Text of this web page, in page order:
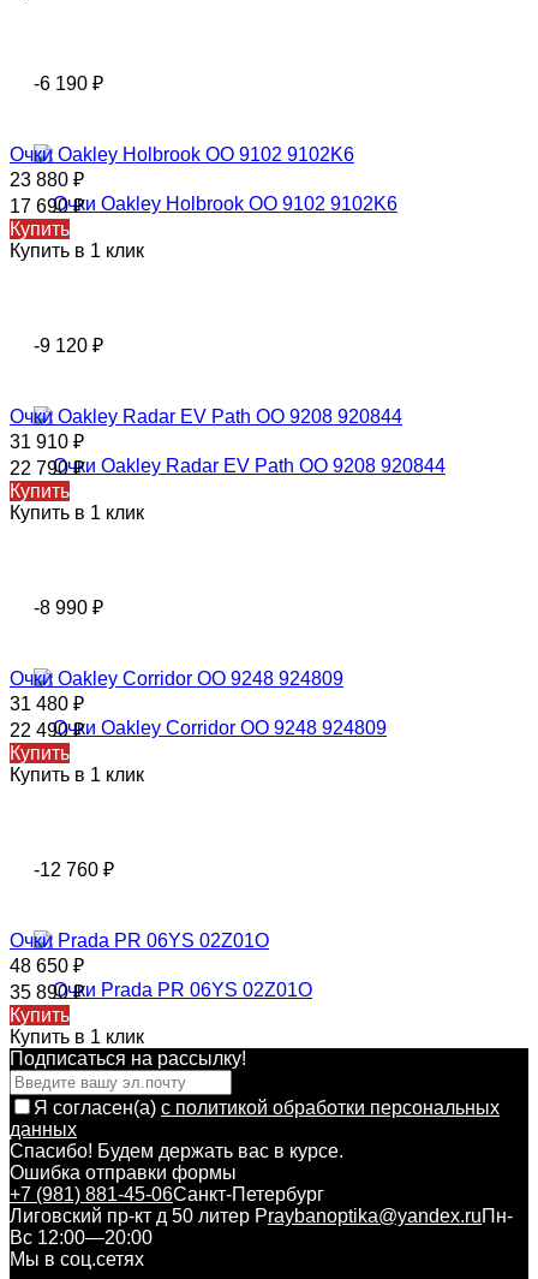
-6 190 ₽
Очки Oakley Holbrook OO 9102 9102K6
23 880 ₽
17 690₽
Купить
Купить в 1 клик
-9 120 ₽
Очки Oakley Radar EV Path OO 9208 920844
31 910 ₽
22 790₽
Купить
Купить в 1 клик
-8 990 ₽
Очки Oakley Corridor OO 9248 924809
31 480 ₽
22 490₽
Купить
Купить в 1 клик
-12 760 ₽
Очки Prada PR 06YS 02Z01O
48 650 ₽
35 890₽
Купить
Купить в 1 клик
Подписаться на рассылкy!
Я согласен(a) с политикой обработки персональных
данных
Спасибо! Будем держать вас в курсе.
Ошибка отправки формы
+7 (981) 881-45-06Санкт-Петербург
Лиговский пр-кт д 50 литер Рraybanoptika@yandex.ruПн-
Вс 12:00—20:00
Мы в соц.сетях